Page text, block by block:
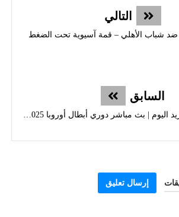
التالي
ضد شباب الأهلي – قمة آسيوية تحت الضغط
السابق
كيرات ضد ريال مدريد اليوم | بث مباشر دوري أبطال أوروبا 2025 + التشكيلة والتحليل
إرسال تعليق